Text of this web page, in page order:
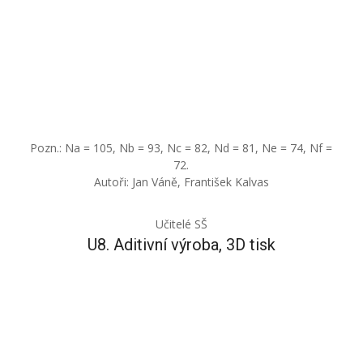
Pozn.: Na = 105, Nb = 93, Nc = 82, Nd = 81, Ne = 74, Nf =
72.
Autoři: Jan Váně, František Kalvas
Učitelé SŠ
U8. Aditivní výroba, 3D tisk